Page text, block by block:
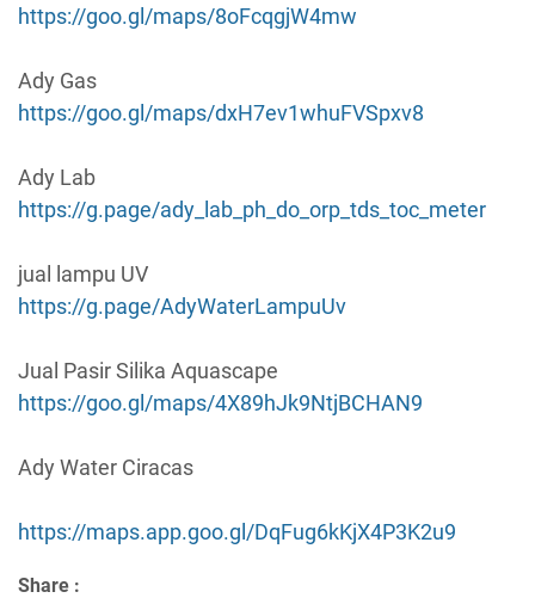
https://goo.gl/maps/8oFcqgjW4mw
Ady Gas
https://goo.gl/maps/dxH7ev1whuFVSpxv8
Ady Lab
https://g.page/ady_lab_ph_do_orp_tds_toc_meter
jual lampu UV
https://g.page/AdyWaterLampuUv
Jual Pasir Silika Aquascape
https://goo.gl/maps/4X89hJk9NtjBCHAN9
Ady Water Ciracas
https://maps.app.goo.gl/DqFug6kKjX4P3K2u9
Share :